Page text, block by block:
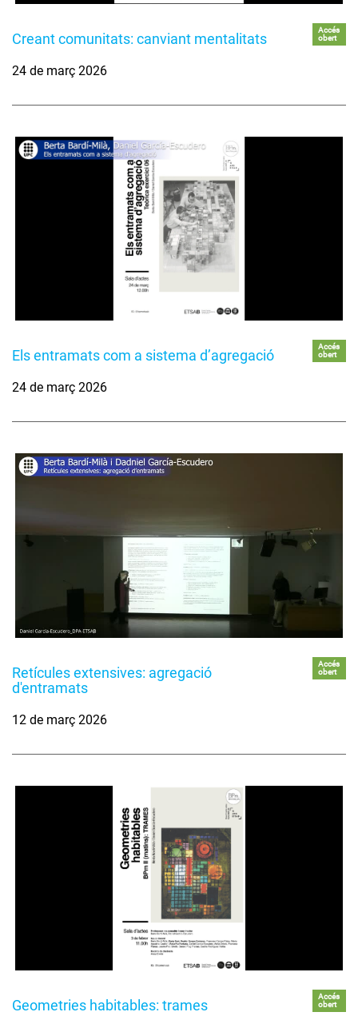
Creant comunitats: canviant mentalitats
Accés
obert
24 de març 2026
Els entramats com a sistema d’agregació
Accés
obert
24 de març 2026
Retícules extensives: agregació
d'entramats
Accés
obert
12 de març 2026
Geometries habitables: trames
Accés
obert